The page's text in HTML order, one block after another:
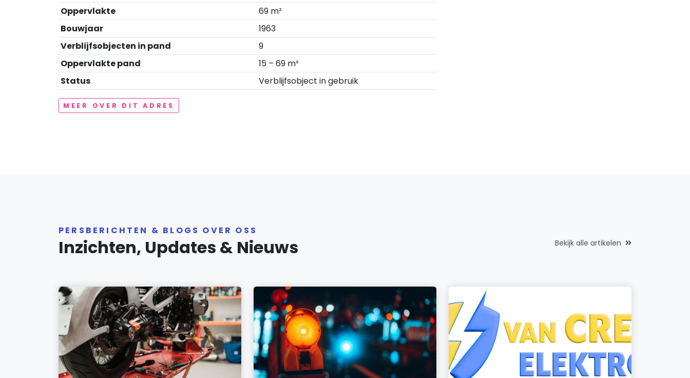
Oppervlakte
69 m²
Bouwjaar
1963
Verblijfsobjecten in pand
9
Oppervlakte pand
15 – 69 m²
Status
Verblijfsobject in gebruik
MEER OVER DIT ADRES
PERSBERICHTEN & BLOGS OVER OSS
Inzichten, Updates & Nieuws Bekijk alle artikelen